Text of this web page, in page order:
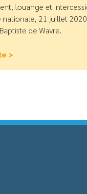
louange et
nationale, 21 juillet
de Wavre.
>